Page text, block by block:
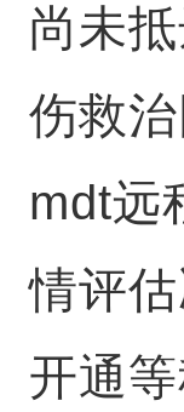
尚未
伤救
mdt远
情评
开通